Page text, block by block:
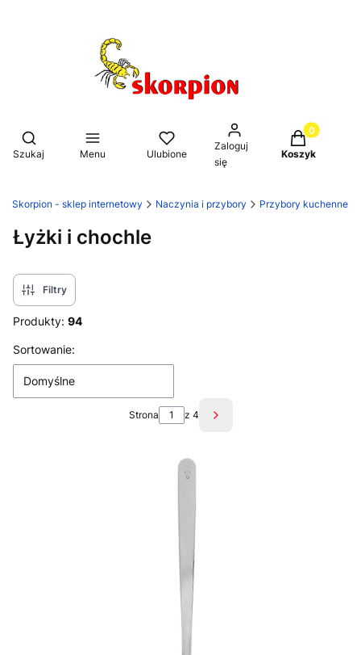
Otwórz wyszukiwarkę
Szukaj Menu Ulubione
Zaloguj
się
Produkty w
Koszyk
Skorpion - sklep internetowy Naczynia i przybory Przybory kuchenne
Łyżki i chochle
Filtry
Produkty: 94
Lista produktów
Sortowanie:
Domyślne
Strona z 4 Następne produkty